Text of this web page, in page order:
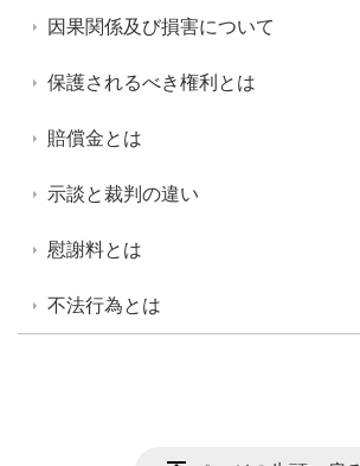
因果関係及び損害について
保護されるべき権利とは
賠償金とは
示談と裁判の違い
慰謝料とは
不法行為とは